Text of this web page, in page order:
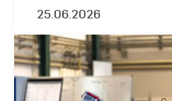
25.06.2026